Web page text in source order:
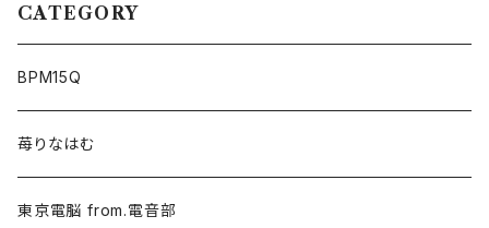
CATEGORY
BPM15Q
苺りなはむ
東京電脳 from.電音部